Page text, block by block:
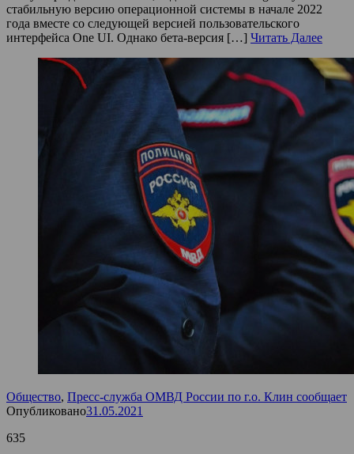
стабильную версию операционной системы в начале 2022
года вместе со следующей версией пользовательского
интерфейса One UI. Однако бета-версия […] Читать Далее
Общество, Пресс-служба ОМВД России по г.о. Клин сообщает
Опубликовано31.05.2021
635